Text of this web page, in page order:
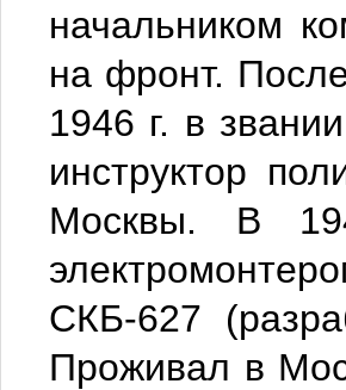
начальником
на фронт.
1946 г. в
инструктор
Москвы. В
СКБ-627
Проживал в